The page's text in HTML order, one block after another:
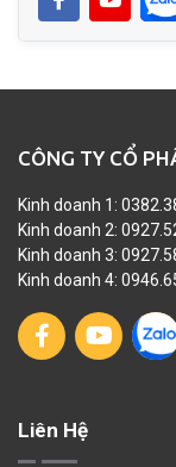
CÔNG TY CỔ
Kinh doanh 1:
Kinh doanh 2:
Kinh doanh 3:
Kinh doanh 4:
Liên Hệ